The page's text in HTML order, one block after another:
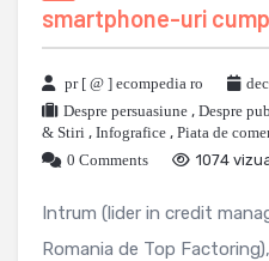
smartphone-uri
pr [ @ ] ecompedia ro
Despre persuasiune , Despre
& Stiri , Infografice , Piata de
0 Comments
1074
Intrum (lider in credit
Romania de Top